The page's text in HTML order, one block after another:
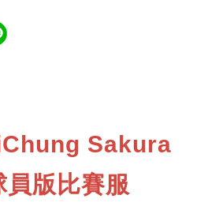
Sakura
版比賽服